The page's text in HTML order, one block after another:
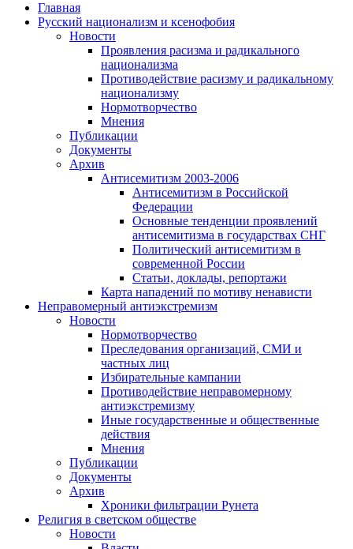
Главная
Русский национализм и ксенофобия
Новости
Проявления расизма и радикального
национализма
Противодействие расизму и радикальному
национализму
Нормотворчество
Мнения
Публикации
Документы
Архив
Антисемитизм 2003-2006
Антисемитизм в Российской
Федерации
Основные тенденции проявлений
антисемитизма в государствах СНГ
Политический антисемитизм в
современной России
Статьи, доклады, репортажи
Карта нападений по мотиву ненависти
Неправомерный антиэкстремизм
Новости
Нормотворчество
Преследования организаций, СМИ и
частных лиц
Избирательные кампании
Противодействие неправомерному
антиэкстремизму
Иные государственные и общественные
действия
Мнения
Публикации
Документы
Архив
Хроники фильтрации Рунета
Религия в светском обществе
Новости